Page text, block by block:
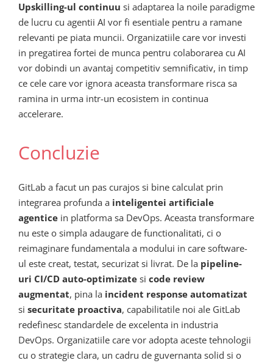
Upskilling-ul continuu si adaptarea la noile paradigme
de lucru cu agentii AI vor fi esentiale pentru a ramane
relevanti pe piata muncii. Organizatiile care vor investi
in pregatirea fortei de munca pentru colaborarea cu AI
vor dobindi un avantaj competitiv semnificativ, in timp
ce cele care vor ignora aceasta transformare risca sa
ramina in urma intr-un ecosistem in continua
accelerare.
Concluzie
GitLab a facut un pas curajos si bine calculat prin
integrarea profunda a inteligentei artificiale
agentice in platforma sa DevOps. Aceasta transformare
nu este o simpla adaugare de functionalitati, ci o
reimaginare fundamentala a modului in care software-
ul este creat, testat, securizat si livrat. De la pipeline-
uri CI/CD auto-optimizate si code review
augmentat, pina la incident response automatizat
si securitate proactiva, capabilitatile noi ale GitLab
redefinesc standardele de excelenta in industria
DevOps. Organizatiile care vor adopta aceste tehnologii
cu o strategie clara, un cadru de guvernanta solid si o